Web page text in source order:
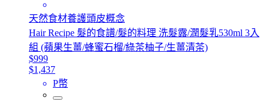
天然食材養護頭皮概念
Hair Recipe 髮的食譜/髮的料理 洗髮露/潤髮乳530ml 3入
組 (蘋果生薑/蜂蜜石榴/綠茶柚子/生薑清茶)
$999
$1,437
P幣